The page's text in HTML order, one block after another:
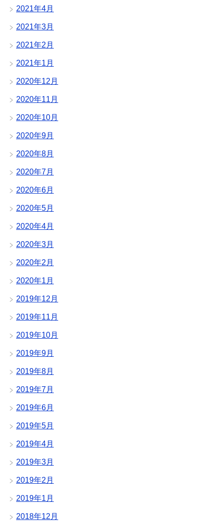
2021年4月
2021年3月
2021年2月
2021年1月
2020年12月
2020年11月
2020年10月
2020年9月
2020年8月
2020年7月
2020年6月
2020年5月
2020年4月
2020年3月
2020年2月
2020年1月
2019年12月
2019年11月
2019年10月
2019年9月
2019年8月
2019年7月
2019年6月
2019年5月
2019年4月
2019年3月
2019年2月
2019年1月
2018年12月